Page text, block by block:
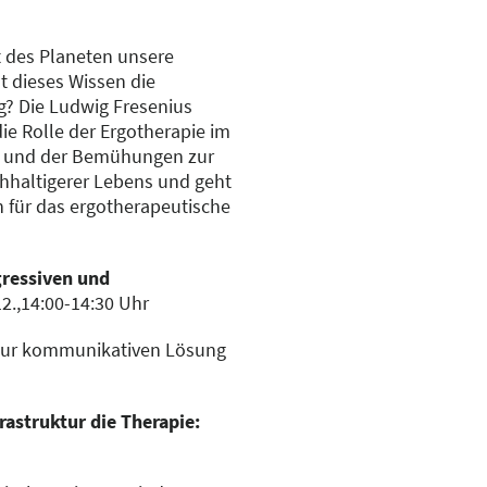
Planeten unsere
dieses Wissen die
Die Ludwig Fresenius
Rolle der Ergotherapie im
der Bemühungen zur
Lebens und geht
das ergotherapeutische
und
14:30 Uhr
kommunikativen Lösung
die Therapie: